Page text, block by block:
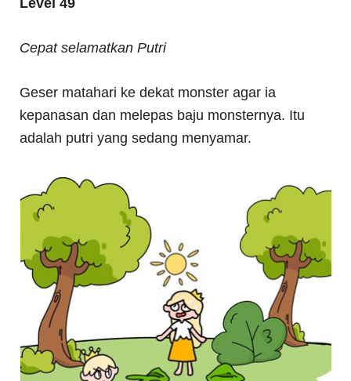
Level 49
Cepat selamatkan Putri
Geser matahari ke dekat monster agar ia
kepanasan dan melepas baju monsternya. Itu
adalah putri yang sedang menyamar.